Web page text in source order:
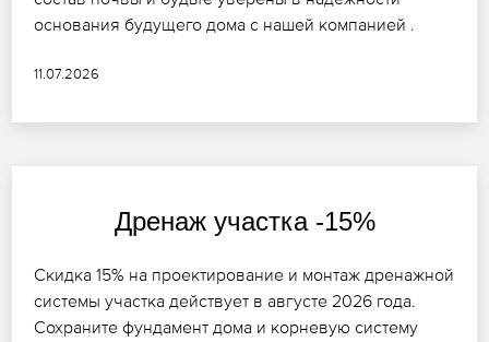
основания будущего дома с нашей компанией .
11.07.2026
Дренаж участка -15%
Скидка 15% на проектирование и монтаж дренажной
системы участка действует в августе 2026 года.
Сохраните фундамент дома и корневую систему